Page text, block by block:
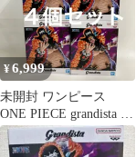
¥6,999
未開封 ワンピース
ONE PIECE grandista マ
ーシャル D ティーチ フ
ィギュア 4個セット